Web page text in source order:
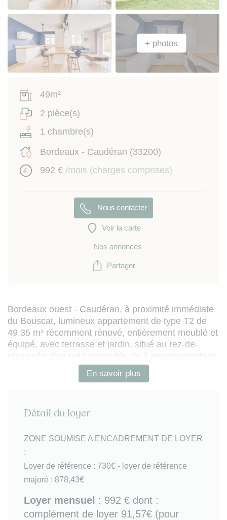
49m²
2 pièce(s)
1 chambre(s)
Bordeaux - Caudéran (33200)
992 € /mois (charges comprises)
Nous contacter
Voir la carte
Nos annonces
Partager
Bordeaux ouest - Caudéran, à proximité immédiate
du Bouscat, lumineux appartement de type T2 de
49,35 m² récemment rénové, entièrement meublé et
équipé, avec terrasse et jardin, situé au rez-de-
chaussée d'un petit immeuble de 2 appartements et
- séjour avec cuisine ouverte (équipé de lave-
congélateur), coin-repas (table haute et 4 chaises
(canapé et TV)
- salle d'eau avec douche
- WC séparés
- chambre double couchage (avec placards et accès
terrasse)
- terrasse de 20m² donnant sur jardin (avec mobilier
extérieur).
En savoir plus
Détail du loyer
ZONE SOUMISE A ENCADREMENT DE LOYER
:
Loyer de référence : 730€ - loyer de référence
majoré : 878,43€
Loyer mensuel : 992 € dont :
complément de loyer 91,57€ (pour